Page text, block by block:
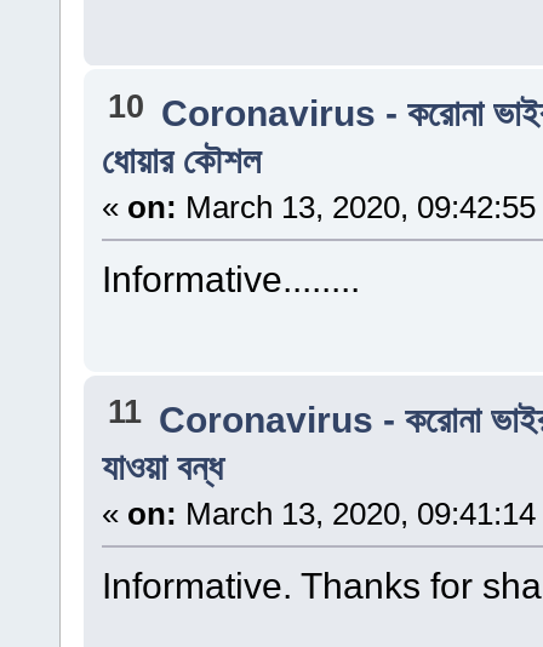
10 Coronavirus - করোনা
ধোয়ার কৌশল
« on: March 13, 2020,
Informative........
11 Coronavirus - করোনা
যাওয়া বন্ধ
« on: March 13, 2020,
Informative. Thanks for